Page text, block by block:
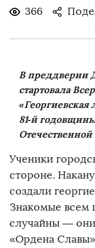
366
В преддверии
стартовала
«Георгиевская
81‑й
Отечественной
Ученики
стороне.
создали
Знакомые всем
случайны —
«Ордена